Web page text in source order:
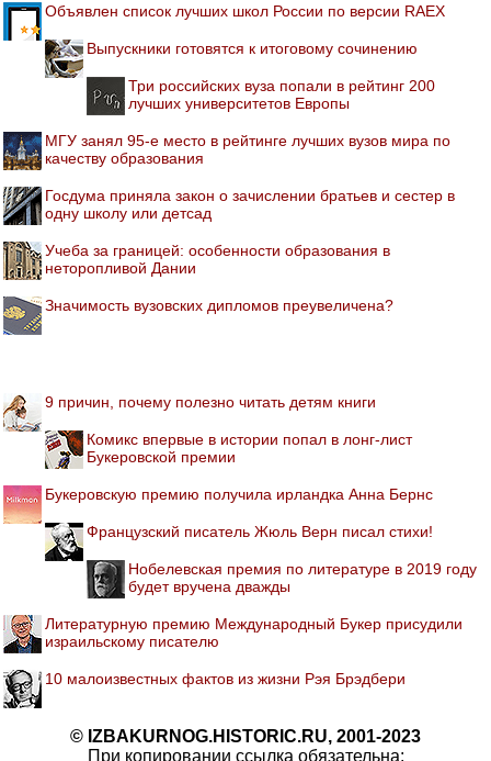
Объявлен список лучших школ России по версии RAEX
Выпускники готовятся к итоговому сочинению
Три российских вуза попали в рейтинг 200
лучших университетов Европы
МГУ занял 95-е место в рейтинге лучших вузов мира по
качеству образования
Госдума приняла закон о зачислении братьев и сестер в
одну школу или детсад
Учеба за границей: особенности образования в
неторопливой Дании
Значимость вузовских дипломов преувеличена?
9 причин, почему полезно читать детям книги
Комикс впервые в истории попал в лонг-лист
Букеровской премии
Букеровскую премию получила ирландка Анна Бернс
Французский писатель Жюль Верн писал стихи!
Нобелевская премия по литературе в 2019 году
будет вручена дважды
Литературную премию Международный Букер присудили
израильскому писателю
10 малоизвестных фактов из жизни Рэя Брэдбери
© IZBAKURNOG.HISTORIC.RU, 2001-2023
При копировании ссылка обязательна: